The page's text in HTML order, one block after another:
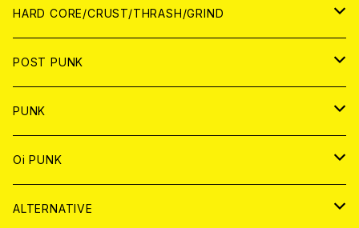
アナログ
DIGITAL CONTENTS
CD
ANALOG
HARD CORE/CRUST/THRASH/GRIND
JAPAN
CD
ANALOG
WORLD
CD
ANALOG
POST PUNK
CD
JAPAN
WORLD
ANALOG
JAPAN
PUNK
JAPAN
CD
WORLD
Oi PUNK
JAPAN
ALTERNATIVE